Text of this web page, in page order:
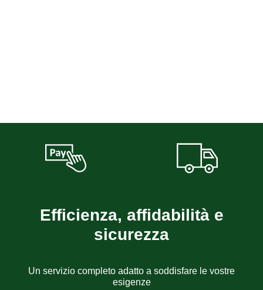
Efficienza, affidabilità e
sicurezza
Un servizio completo adatto a soddisfare le vostre
esigenze